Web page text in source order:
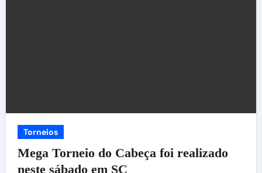
Torneios
Mega Torneio do Cabeça foi realizado
neste sábado em SC